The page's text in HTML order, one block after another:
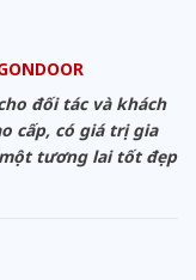
đối tác và khách
cấp, có giá trị gia
tương lai tốt đẹp